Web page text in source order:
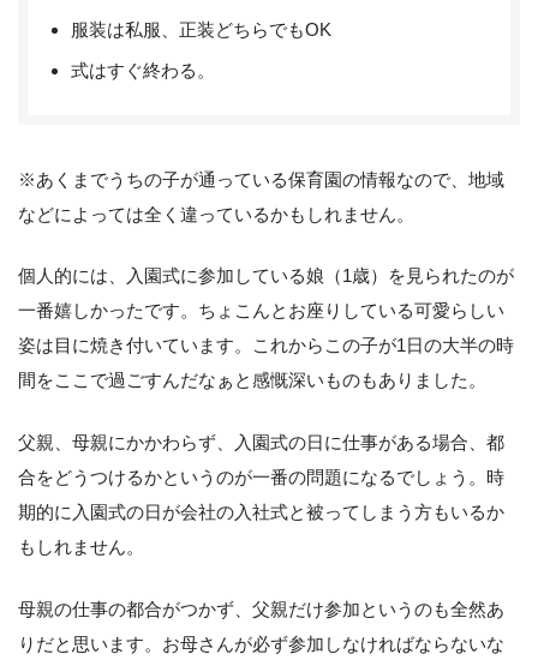
服装は私服、正装どちらでもOK
式はすぐ終わる。
※あくまでうちの子が通っている保育園の情報なので、地域
などによっては全く違っているかもしれません。
個人的には、入園式に参加している娘（1歳）を見られたのが
一番嬉しかったです。ちょこんとお座りしている可愛らしい
姿は目に焼き付いています。これからこの子が1日の大半の時
間をここで過ごすんだなぁと感慨深いものもありました。
父親、母親にかかわらず、入園式の日に仕事がある場合、都
合をどうつけるかというのが一番の問題になるでしょう。時
期的に入園式の日が会社の入社式と被ってしまう方もいるか
もしれません。
母親の仕事の都合がつかず、父親だけ参加というのも全然あ
りだと思います。お母さんが必ず参加しなければならないな